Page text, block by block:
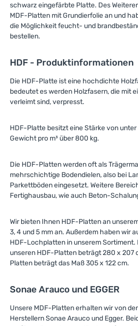
schwarz eingefärbte Platte. Des
MDF-Platten mit Grundierfolie an und
die Möglichkeit feucht- und
bestellen.
HDF - Produktinformationen
Die HDF-Platte ist eine hochdichte
bedeutet es werden Holzfasern, die mit
verleimt sind, verpresst.
HDF-Platte besitzt eine Stärke von
Gewicht pro m³ über 800 kg.
Die HDF-Platten werden oft als
mehrschichtige Bodendielen, also bei
Parkettböden eingesetzt. Weitere
Fertighausbau, wie auch Beton-
Wir bieten Ihnen HDF-Platten an
3, 4 und 5 mm an. Außerdem haben wir
HDF-Lochplatten in unserem Sortiment.
unseren HDF-Platten beträgt 280 x 207
Platten beträgt das Maß 305 x 122 cm.
Sonae Arauco und EGGER
Unsere MDF-Platten erhalten wir von
Herstellern Sonae Arauco und Egger.